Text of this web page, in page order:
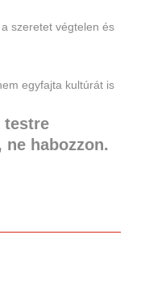
szeretet végtelen és
egyfajta kultúrát is
testre
habozzon.